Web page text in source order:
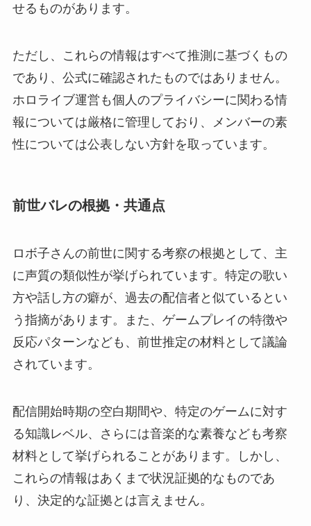
せるものがあります。
ただし、これらの情報はすべて推測に基づくもの
であり、公式に確認されたものではありません。
ホロライブ運営も個人のプライバシーに関わる情
報については厳格に管理しており、メンバーの素
性については公表しない方針を取っています。
前世バレの根拠・共通点
ロボ子さんの前世に関する考察の根拠として、主
に声質の類似性が挙げられています。特定の歌い
方や話し方の癖が、過去の配信者と似ているとい
う指摘があります。また、ゲームプレイの特徴や
反応パターンなども、前世推定の材料として議論
されています。
配信開始時期の空白期間や、特定のゲームに対す
る知識レベル、さらには音楽的な素養なども考察
材料として挙げられることがあります。しかし、
これらの情報はあくまで状況証拠的なものであ
り、決定的な証拠とは言えません。